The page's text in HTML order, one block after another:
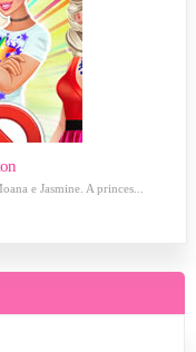
e Jasmine. A princes...